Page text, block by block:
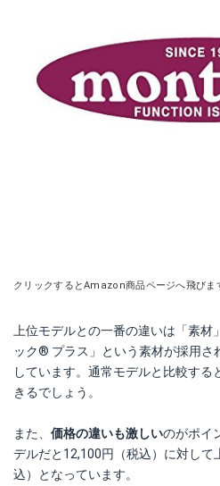
クリックするとAmazon商品ページへ飛びま
上位モデルとの一番の違いは「素材
ック® プラス」という素材が採用さ
しています。通常モデルと比較す
きるでしょう。
また、 価格の違いも激しいのがポイ
デルだと12,100円（税込）に対して
込）となっています。